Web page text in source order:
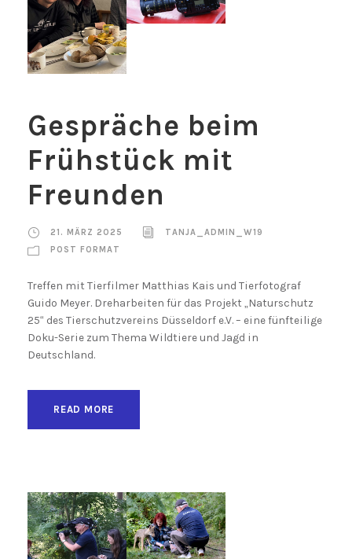
Gespräche beim
Frühstück mit
Freunden
21. MÄRZ 2025
TANJA_ADMIN_W19
POST FORMAT
Treffen mit Tierfilmer Matthias Kais und Tierfotograf
Guido Meyer. Dreharbeiten für das Projekt „Naturschutz
25“ des Tierschutzvereins Düsseldorf e.V. – eine fünfteilige
Doku-Serie zum Thema Wildtiere und Jagd in
Deutschland.
READ MORE